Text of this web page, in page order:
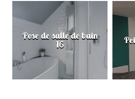
Pose de salle de bain
16